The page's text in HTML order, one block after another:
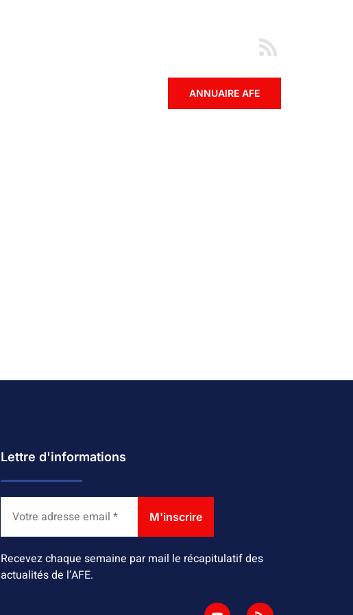
ANNUAIRE AFE
Lettre d'informations
Recevez chaque semaine par mail le récapitulatif des
actualités de l’AFE.